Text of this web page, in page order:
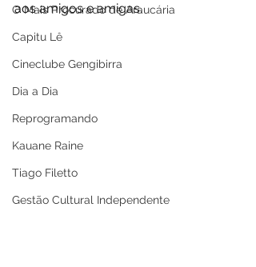
O Mais Procurado de Araucária
Capitu Lê
Cineclube Gengibirra
Dia a Dia
Reprogramando
Kauane Raine
Tiago Filetto
Gestão Cultural Independente
aos amigos e amigas.